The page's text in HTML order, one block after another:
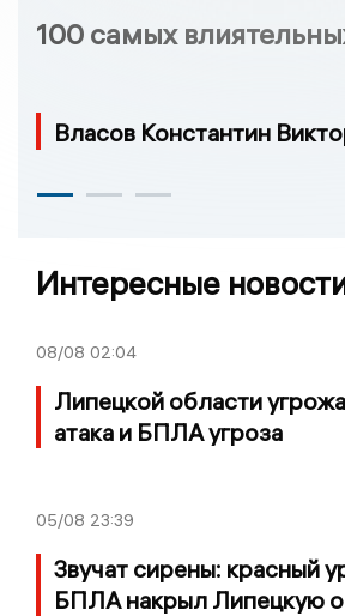
100 самых
Власов Константин
Интересные
08/08 02:04
Липецкой области
атака и БПЛА угроза
05/08 23:39
Звучат сирены: красный
БПЛА накрыл Липецкую